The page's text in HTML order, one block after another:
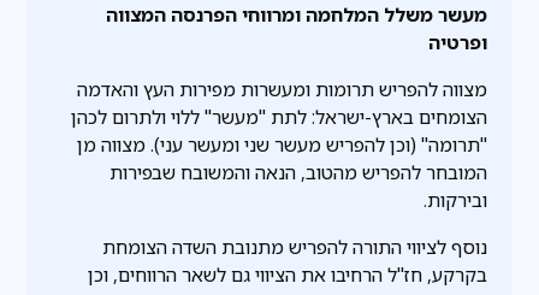
מעשר משלל המלחמה ומרווחי הפרנסה המצווה
ופרטיה
מצווה להפריש תרומות ומעשרות מפירות העץ והאדמה
הצומחים בארץ-ישראל: לתת "מעשר" ללוי ולתרום לכהן
"תרומה" (וכן להפריש מעשר שני ומעשר עני). מצווה מן
המובחר להפריש מהטוב, הנאה והמשובח שבפירות
ובירקות.
נוסף לציווי התורה להפריש מתנובת השדה הצומחת
בקרקע, חז"ל הרחיבו את הציווי גם לשאר הרווחים, וכן